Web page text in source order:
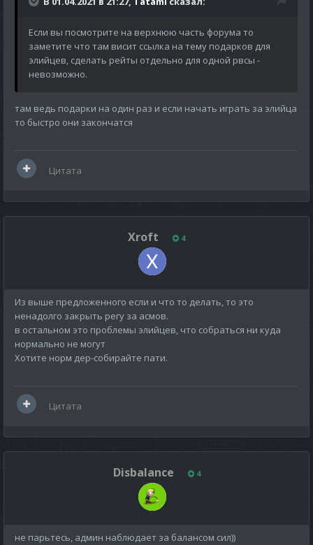
Если вы посмотрите на верхнюю часть форума то
заметите что там висит ссылка на тему подарков для
элийцев, сделать рейты отдельно для одной рвсы -
невозможно.
там ведь подарки на один раз и если начать играть за элийца
то быстро они закончатся
Цитата
Xroft 4
Из выше предложенного если и что то делать, то это
ненадолго закрыть регу за асмов.
в остальном это проблемы элийцев, что собраться ни куда
нормально не могут
Хотите норм дер-собирайте пати.
Цитата
Disbalance 4
не парьтесь, админ наблюдает за балансом сил))